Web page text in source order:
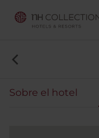
Sobre el hotel